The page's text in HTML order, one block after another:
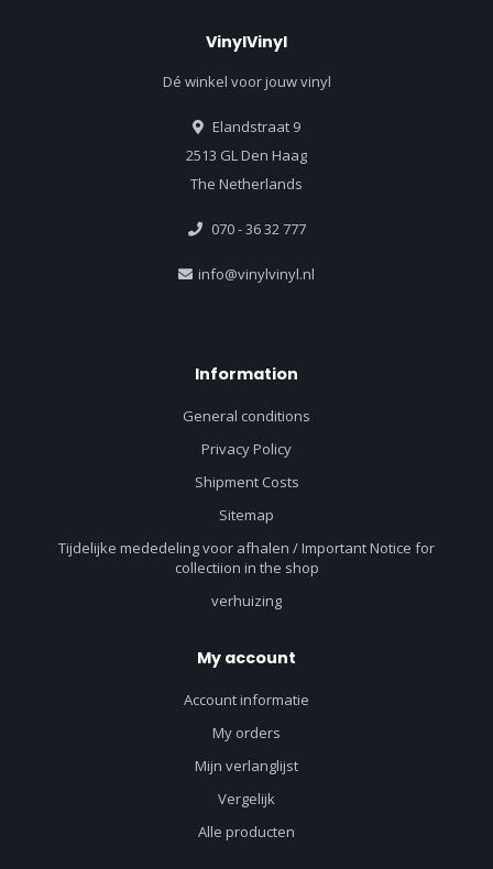
VinylVinyl
Dé winkel voor jouw vinyl
Elandstraat 9
2513 GL Den Haag
The Netherlands
070 - 36 32 777
info@vinylvinyl.nl
Information
General conditions
Privacy Policy
Shipment Costs
Sitemap
Tijdelijke mededeling voor afhalen / Important Notice for
collectiion in the shop
verhuizing
My account
Account informatie
My orders
Mijn verlanglijst
Vergelijk
Alle producten